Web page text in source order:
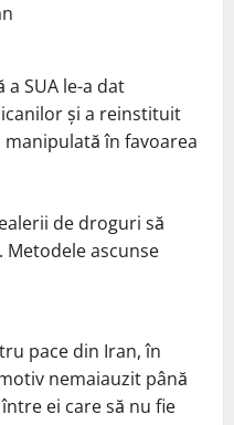
a SUA le-a dat
și a reinstituit
în favoarea
de droguri să
Metodele ascunse
pace din Iran, în
nemaiauzit până
ei care să nu fie